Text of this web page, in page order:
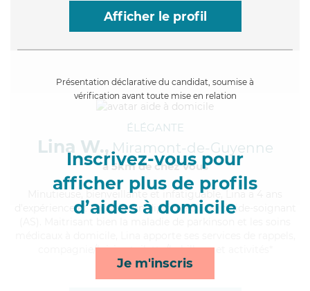
Afficher le profil
Présentation déclarative du candidat, soumise à
vérification avant toute mise en relation
Inscrivez-vous pour
afficher plus de profils
d’aides à domicile
Je m'inscris
ÉLÉGANTE
Lina W., Miramont-de-Guyenne
à 5km de chez Vous
, bienveillante et infatiguable, Lina a 4 ans
d'expérience et possède un diplôme d'Etat d'aide-soignant
compagnie/loisirs, toilette/habillage et activités*